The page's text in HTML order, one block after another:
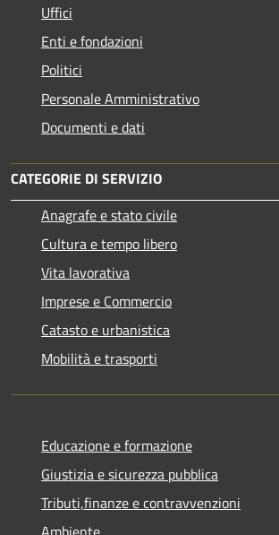
Uffici
Enti e fondazioni
Politici
Personale Amministrativo
Documenti e dati
CATEGORIE DI SERVIZIO
Anagrafe e stato civile
Cultura e tempo libero
Vita lavorativa
Imprese e Commercio
Catasto e urbanistica
Mobilità e trasporti
Educazione e formazione
Giustizia e sicurezza pubblica
Tributi,finanze e contravvenzioni